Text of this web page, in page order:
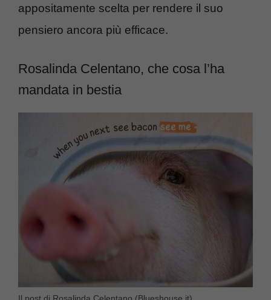
appositamente scelta per rendere il suo
pensiero ancora più efficace.
Rosalinda Celentano, che cosa l’ha
mandata in bestia
Il post di Rosalinda Celentano (Blueshouse.it)